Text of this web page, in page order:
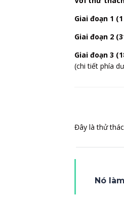
Giai đoạn 1
Giai đoạn 2
Giai đoạn 3
(chi tiết phía
Đây là thử
Nó